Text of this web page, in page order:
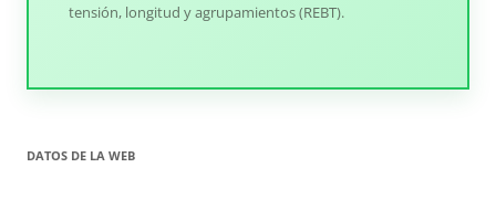
tensión, longitud y agrupamientos (REBT).
DATOS DE LA WEB